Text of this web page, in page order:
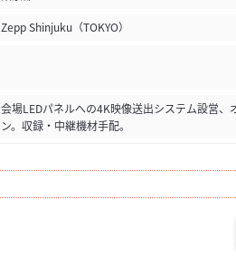
Zepp Shinjuku（TOKYO）
会場LEDパネルへの4K映像送出システム設営、
ン。収録・中継機材手配。